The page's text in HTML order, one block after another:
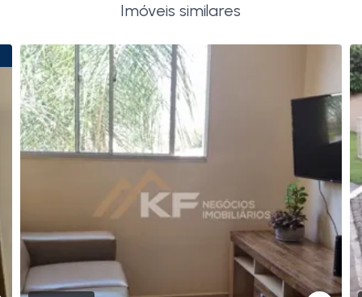
Imóveis similares